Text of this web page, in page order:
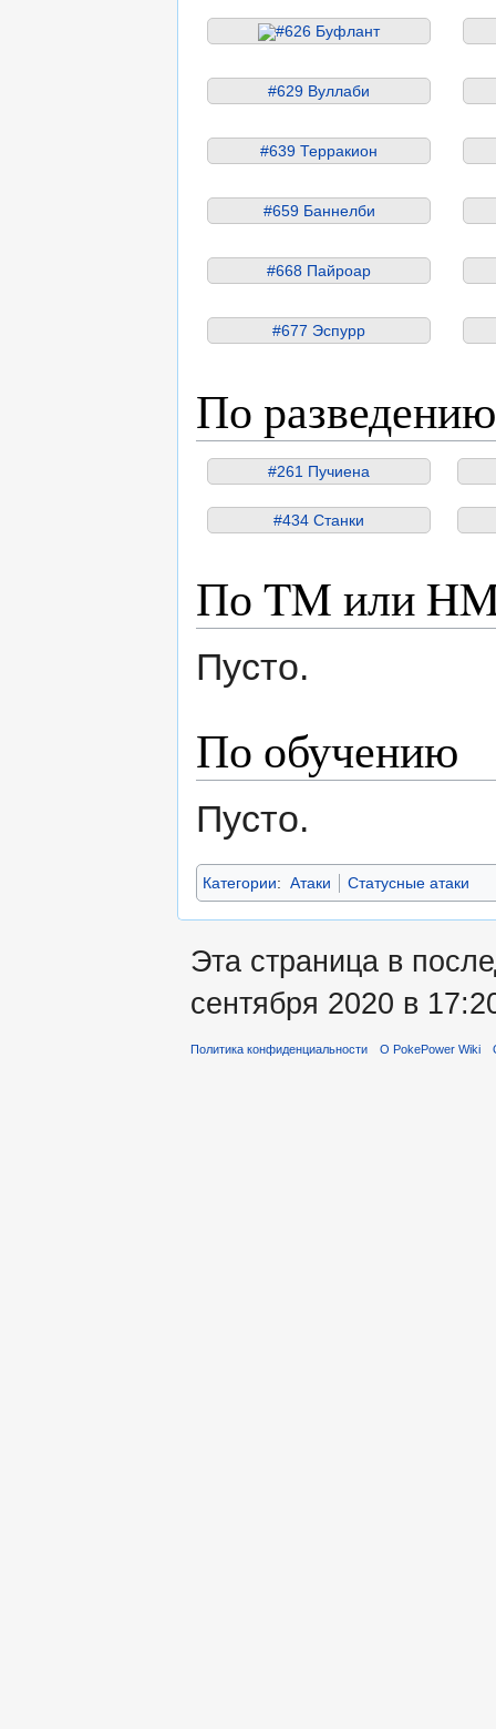
#626 Буфлант
#629 Вуллаби
#639 Терракион
#659 Баннелби
#668 Пайроар
#677 Эспурр
По разведению
#261 Пучиена
#434 Станки
По TM или
Пусто.
По обучению
Пусто.
Категории: Атаки Статусные атаки
Эта страница в
сентября 2020 в
Политика конфиденциальности О PokePower Wiki